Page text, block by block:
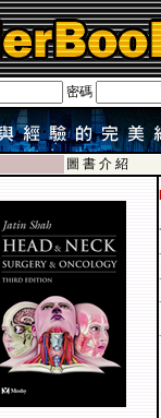
密碼
圖 書 介 紹